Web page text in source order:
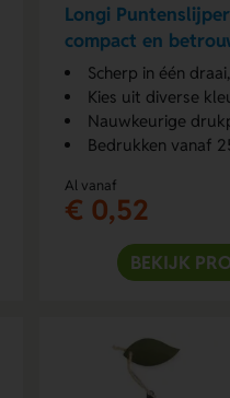
Longi
compact en
elke schrijftaak
Scherp in één
Kies uit diverse
Nauwkeurige
Bedrukken vanaf
Al vanaf
€ 0,52
BEKIJK